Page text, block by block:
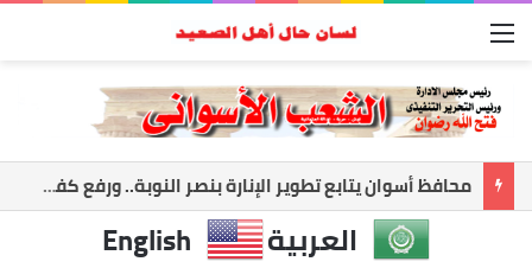
القائمة
أسوان تعزز الشراكة الأمنية.. المحافظ ومدير الأمن يبحثان ملفات الأمن والتنميه
العربية English